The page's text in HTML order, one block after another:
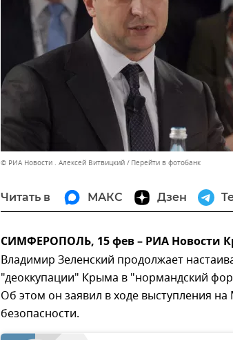
© РИА Новости . Алексей Витвицкий Перейти в фотобанк
Читать в МАКС Дзен
СИМФЕРОПОЛЬ, 15 фев – РИА Новости
Владимир Зеленский продолжает
"деоккупации" Крыма в "нормандский
Об этом он заявил в ходе выступления
безопасности.